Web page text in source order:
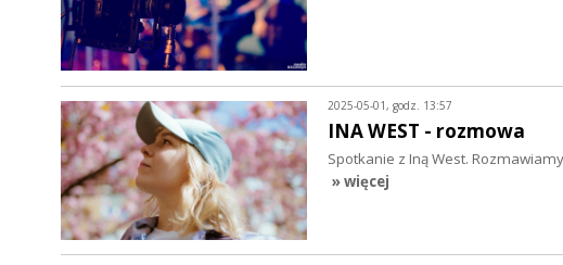
2025-05-01, godz. 13:57
INA WEST - rozmowa
Spotkanie z Iną West.
» więcej